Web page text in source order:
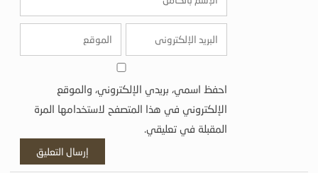
احفظ اسمي، بريدي الإلكتروني، والموقع
الإلكتروني في هذا المتصفح لاستخدامها المرة
المقبلة في تعليقي.